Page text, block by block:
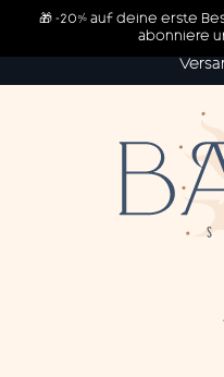
🎁 -20% auf deine erste
abonniere